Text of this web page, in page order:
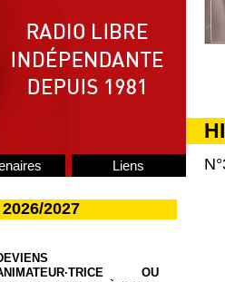
Liens
2027
OU